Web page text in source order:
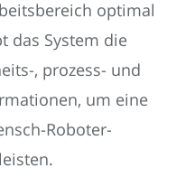
optimal
das System die
, prozess- und
um eine
Roboter-